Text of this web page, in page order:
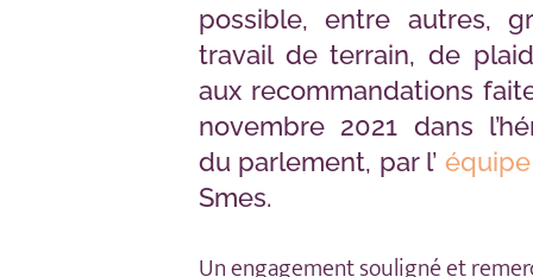
possible, entre autres,
travail de terrain, de
aux recommandations
novembre 2021 dans
du parlement, par l’ équipe
Smes.
Un engagement souligné et